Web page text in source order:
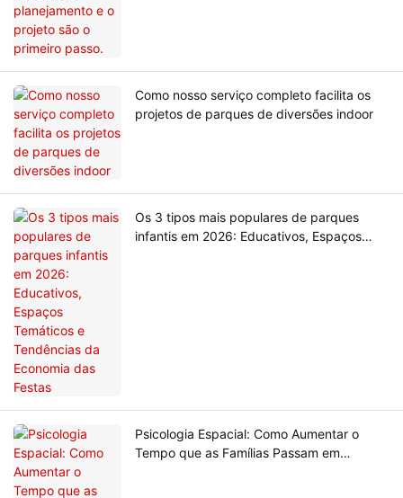
Como nosso serviço completo facilita os
projetos de parques de diversões indoor
Os 3 tipos mais populares de parques
infantis em 2026: Educativos, Espaços
Psicologia Espacial: Como Aumentar o
Tempo que as Famílias Passam em